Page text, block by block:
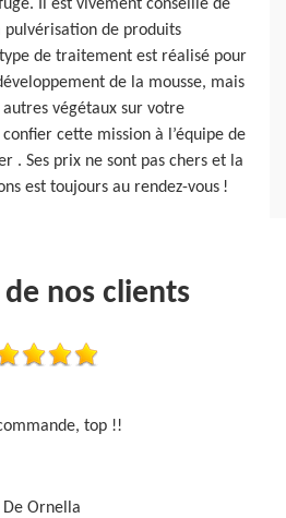
Il est vivement conseillé de
de produits
de traitement est réalisé pour
de la mousse, mais
végétaux sur votre
cette mission à l’équipe de
. Ses prix ne sont pas chers et la
est toujours au rendez-vous !
de nos clients
sérieux
cours je peins